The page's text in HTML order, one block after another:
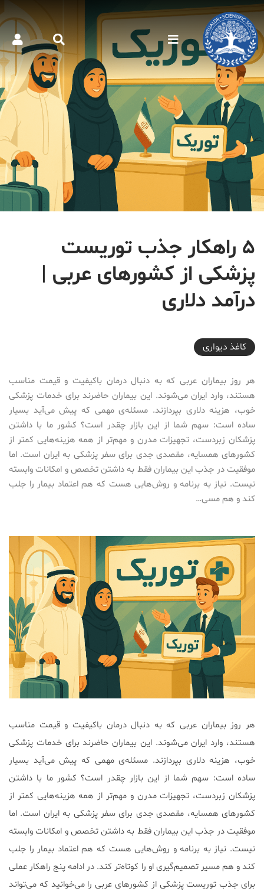
۵ راهکار جذب توریست
پزشکی از کشورهای عربی |
درآمد دلاری
2026-06-07T13:06:39+03:30
کاغذ دیواری
هر روز بیماران عربی که به دنبال درمان باکیفیت و قیمت مناسب
هستند، وارد ایران می‌شوند. این بیماران حاضرند برای خدمات پزشکی
خوب، هزینه دلاری بپردازند. مسئله‌ی مهمی که پیش می‌آید بسیار
ساده است: سهم شما از این بازار چقدر است؟ کشور ما با داشتن
پزشکان زبردست، تجهیزات مدرن و مهم‌تر از همه هزینه‌هایی کمتر از
کشورهای همسایه، مقصدی جدی برای سفر پزشکی به ایران است. اما
موفقیت در جذب این بیماران فقط به داشتن تخصص و امکانات وابسته
نیست. نیاز به برنامه و روش‌هایی هست که هم اعتماد بیمار را جلب
کند و هم مسی…
هر روز بیماران عربی که به دنبال درمان باکیفیت و قیمت مناسب
هستند، وارد ایران می‌شوند. این بیماران حاضرند برای خدمات پزشکی
خوب، هزینه دلاری بپردازند. مسئله‌ی مهمی که پیش می‌آید بسیار
ساده است: سهم شما از این بازار چقدر است؟ کشور ما با داشتن
پزشکان زبردست، تجهیزات مدرن و مهم‌تر از همه هزینه‌هایی کمتر از
کشورهای همسایه، مقصدی جدی برای سفر پزشکی به ایران است. اما
موفقیت در جذب این بیماران فقط به داشتن تخصص و امکانات وابسته
نیست. نیاز به برنامه و روش‌هایی هست که هم اعتماد بیمار را جلب
کند و هم مسیر تصمیم‌گیری او را کوتاه‌تر کند. در ادامه پنج راهکار عملی
برای جذب توریست پزشکی از کشورهای عربی را می‌خوانید که می‌تواند